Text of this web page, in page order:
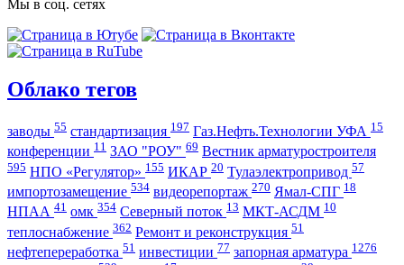
Мы в соц. сетях
Облако тегов
заводы 55 стандартизация 197 Газ.Нефть.Технологии УФА 15
конференции 11 ЗАО "РОУ" 69 Вестник арматуростроителя
595 НПО «Регулятор» 155 ИКАР 20 Тулаэлектропривод 57
импортозамещение 534 видеорепортаж 270 Ямал-СПГ 18
НПАА 41 омк 354 Северный поток 13 МКТ-АСДМ 10
теплоснабжение 362 Ремонт и реконструкция 51
нефтепереработка 51 инвестиции 77 запорная арматура 1276